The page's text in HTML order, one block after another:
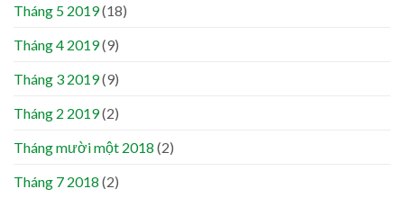
Tháng 5 2019(18)
Tháng 4 2019(9)
Tháng 3 2019(9)
Tháng 2 2019(2)
Tháng mười một 2018 (2)
Tháng 7 2018 (2)